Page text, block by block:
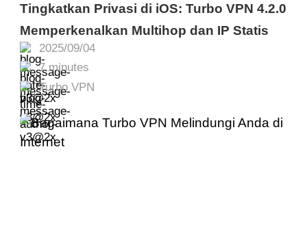
2025/09/04
7 minutes
Turbo VPN
Tingkatkan Privasi di iOS: Turbo VPN 4.2.0
Memperkenalkan Multihop dan IP Statis